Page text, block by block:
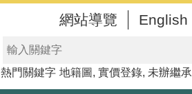
網站導覽 English
熱門關鍵字 地籍圖 實價登錄 未辦繼承